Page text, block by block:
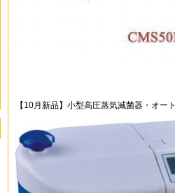
【10月新品】小型高圧蒸気滅菌器・オー